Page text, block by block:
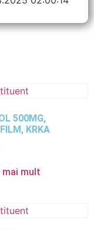
500MG,
KRKA
mult